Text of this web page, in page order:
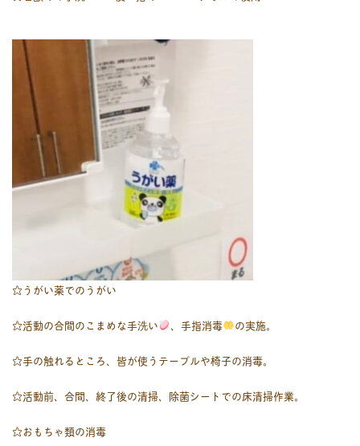
☆うがい薬でのうがい
☆活動の合間のこまめな手洗い 、手指消毒 の実施。
☆手の触れるところ、皆が使うテーブルや椅子の消毒。
☆活動前、合間、終了後の清掃、除菌シートでの床清掃作業。
☆おもちゃ類の消毒